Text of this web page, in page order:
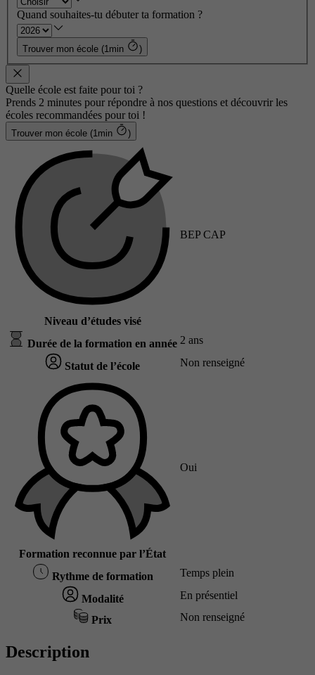
Quand souhaites-tu débuter ta formation ?
Trouver mon école (1min )
Quelle école est faite pour toi ?
Prends 2 minutes pour répondre à nos questions et découvrir les
écoles recommandées pour toi !
Trouver mon école (1min )
Niveau d’études visé
BEP CAP
Durée de la formation en année 2 ans
Statut de l’école Non renseigné
Formation reconnue par l’État
Oui
Rythme de formation Temps plein
Modalité En présentiel
Prix Non renseigné
Description